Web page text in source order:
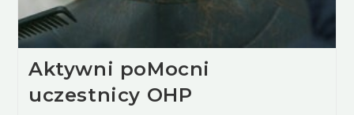
Aktywni poMocni
uczestnicy OHP